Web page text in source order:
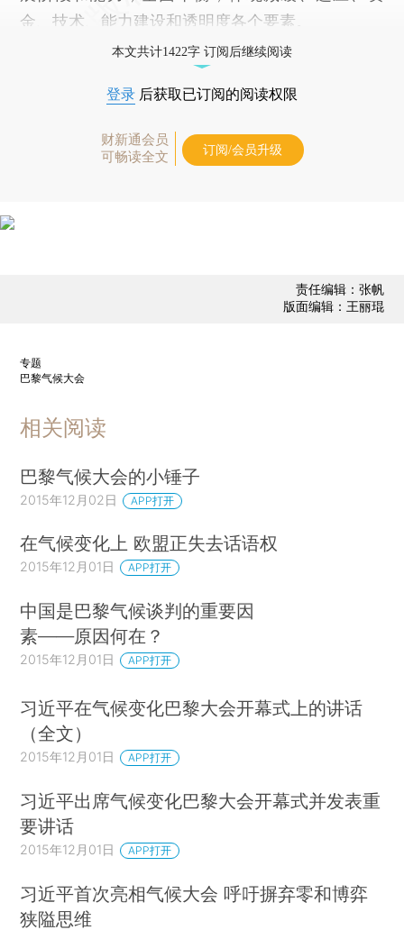
金、技术、能力建设和透明度各个要素。
本文共计1422字 订阅后继续阅读
登录 后获取已订阅的阅读权限
财新通会员
可畅读全文
订阅/会员升级
责任编辑：张帆
版面编辑：王丽琨
专题
巴黎气候大会
相关阅读
巴黎气候大会的小锤子
2015年12月02日 APP打开
在气候变化上 欧盟正失去话语权
2015年12月01日 APP打开
中国是巴黎气候谈判的重要因
素——原因何在？
2015年12月01日 APP打开
习近平在气候变化巴黎大会开幕式上的讲话
（全文）
2015年12月01日 APP打开
习近平出席气候变化巴黎大会开幕式并发表重
要讲话
2015年12月01日 APP打开
习近平首次亮相气候大会 呼吁摒弃零和博弈
狭隘思维